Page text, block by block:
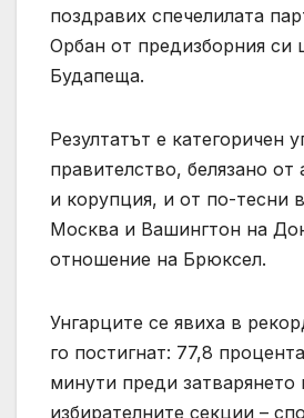
поздравих спечелилата
Орбан от предизборния си
Будапеща.
Резултатът е категоричен
правителство, белязано
и корупция, и от по-тесни
Москва и Вашингтон на
отношение на Брюксел.
Унгарците се явиха в
го постигнат: 77,8
минути преди затварянето
избирателните секции –